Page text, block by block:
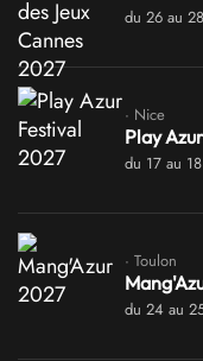
du 26 au
· Nice
Play
du 17 au
· Toulon
du 24 au